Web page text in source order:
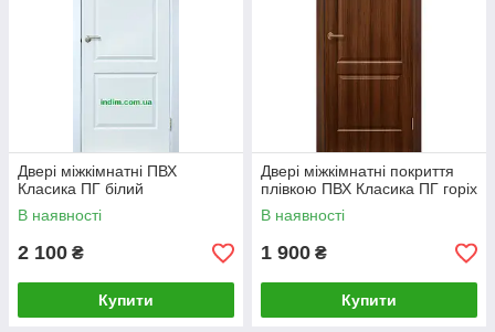
Двері міжкімнатні ПВХ
Класика ПГ білий
В наявності
2 100 ₴
Купити
Двері міжкімнатні покриття
плівкою ПВХ Класика ПГ горіх
В наявності
1 900 ₴
Купити